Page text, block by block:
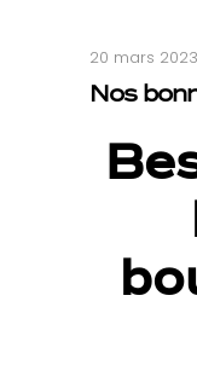
20 mars 2023
Nos